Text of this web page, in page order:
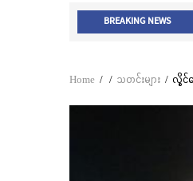
BREAKING NEWS
န် အလှူတော်မင်္ဂလာအခမ်းအနား ကျင်းပ
Breadcrumb
Home / / သတင်းများ / လွိုင်